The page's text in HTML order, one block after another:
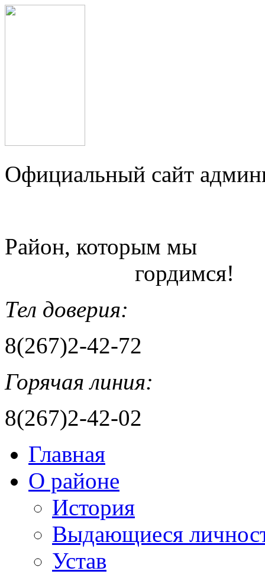
Официальный сайт
Район, которым мы
гордимся!
Тел доверия:
8(267)2-42-72
Горячая линия:
8(267)2-42-02
Главная
О районе
История
Выдающиеся
Устав